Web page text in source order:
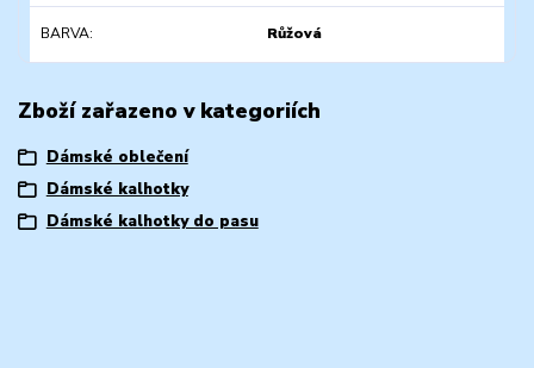
BARVA Růžová
Zboží zařazeno v kategoriích
Dámské oblečení
Dámské kalhotky
Dámské kalhotky do pasu